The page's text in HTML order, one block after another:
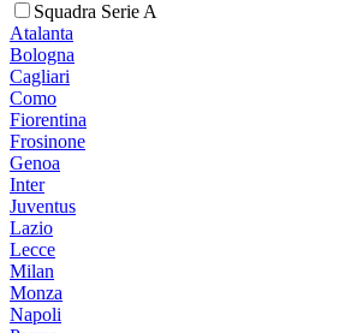
Squadra Serie A
Atalanta
Bologna
Cagliari
Como
Fiorentina
Frosinone
Genoa
Inter
Juventus
Lazio
Lecce
Milan
Monza
Napoli